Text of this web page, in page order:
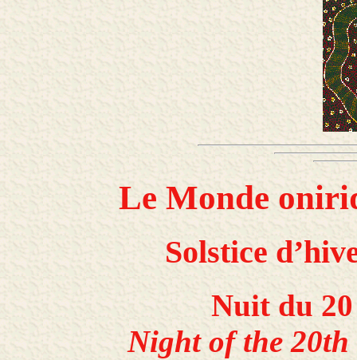
Le Monde
Solstice
Nuit du 20
Night of the 20th